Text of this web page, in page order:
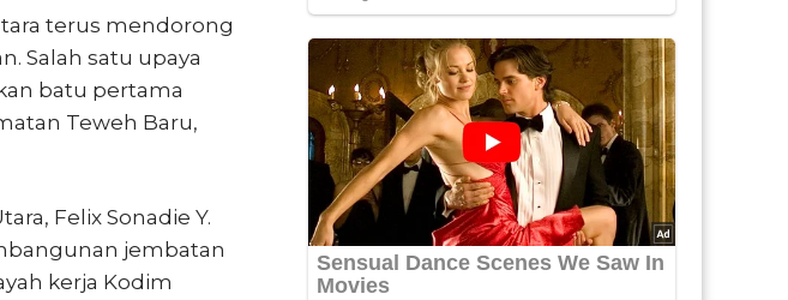
terus mendorong
Salah satu upaya
batu pertama
Teweh Baru,
Felix Sonadie Y.
jembatan
kerja Kodim